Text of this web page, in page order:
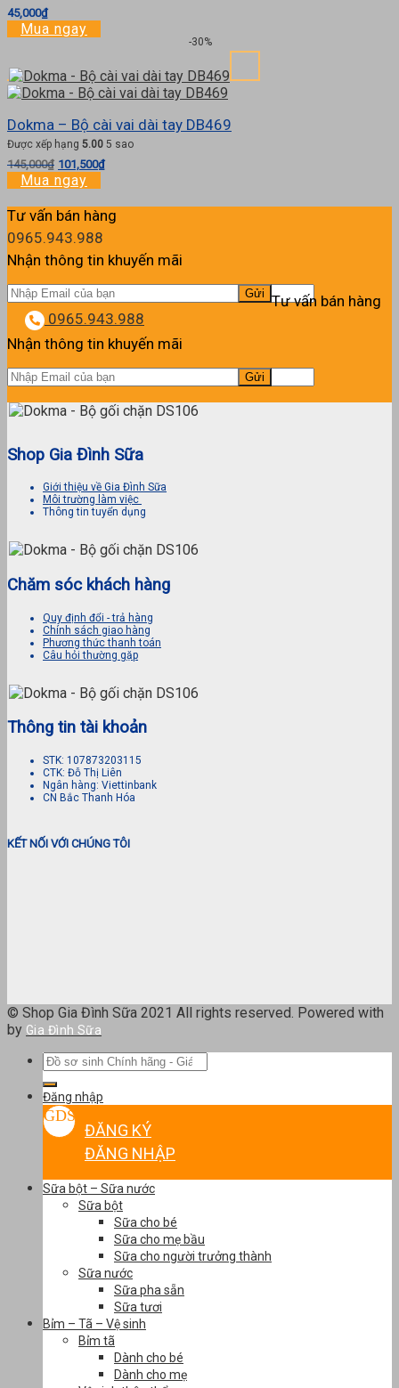
45,000₫
Mua ngay
-30%
Dokma – Bộ cài vai dài tay DB469
Được xếp hạng 5.00 5 sao
145,000₫ Giá
gốc
145,000₫.
101,500₫Giá
là:
Mua ngay
Tư vấn bán hàng
0965.943.988
Nhận thông tin khuyến mãi
Tư vấn bán hàng
0965.943.988
Nhận thông tin khuyến mãi
Shop Gia Đình Sữa
Giới thiệu về Gia Đình Sữa
Môi trường làm việc
Thông tin tuyển dụng
Chăm sóc khách hàng
Quy định đổi - trả hàng
Chính sách giao hàng
Phương thức thanh toán
Câu hỏi thường gặp
Thông tin tài khoản
STK: 107873203115
CTK: Đỗ Thị Liên
Ngân hàng: Viettinbank
CN Bắc Thanh Hóa
KẾT NỐI VỚI CHÚNG TÔI
© Shop Gia Đình Sữa 2021 All rights reserved. Powered with
by Gia Đình Sữa
Tìm
kiếm:
Đăng nhập
ĐĂNG KÝ
ĐĂNG NHẬP
Sữa bột – Sữa nước
Sữa bột
Sữa cho bé
Sữa cho mẹ bầu
Sữa cho người trưởng thành
Sữa nước
Sữa pha sẵn
Sữa tươi
Bỉm – Tã – Vệ sinh
Bỉm tã
Dành cho bé
Dành cho mẹ